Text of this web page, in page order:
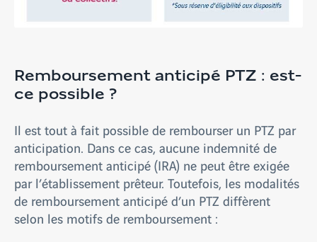
Remboursement anticipé PTZ : est-
ce possible ?
Il est tout à fait possible de rembourser un PTZ par
anticipation. Dans ce cas, aucune indemnité de
remboursement anticipé (IRA) ne peut être exigée
par l’établissement prêteur. Toutefois, les modalités
de remboursement anticipé d’un PTZ diffèrent
selon les motifs de remboursement :